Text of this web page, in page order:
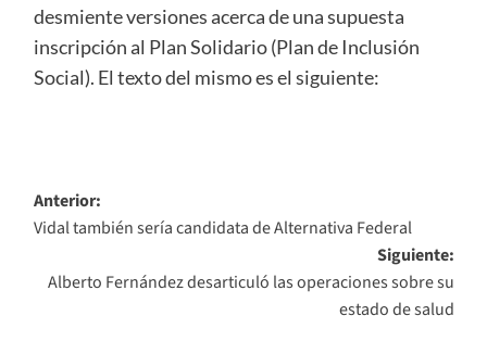
desmiente versiones acerca de una supuesta
inscripción al Plan Solidario (Plan de Inclusión
Social). El texto del mismo es el siguiente:
Navegación
de
entradas
Anterior:
Vidal también sería candidata de Alternativa Federal
Siguiente:
Alberto Fernández desarticuló las operaciones sobre su
estado de salud